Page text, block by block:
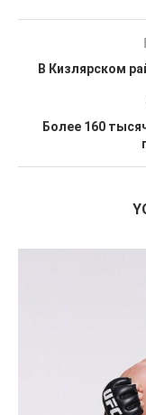
В Кизлярском
Более 160